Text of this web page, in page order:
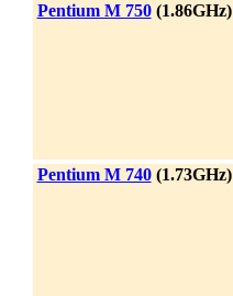
Pentium M 750(1.86GHz)
Pentium M 740(1.73GHz)